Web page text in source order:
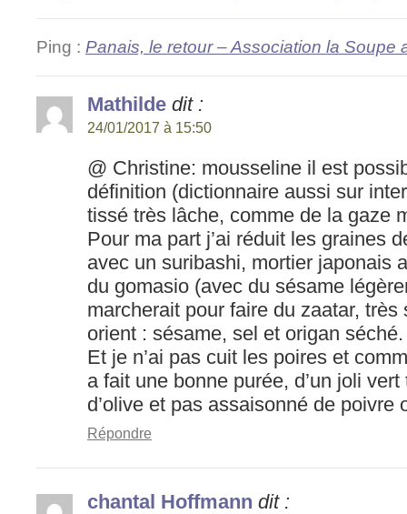
Ping : Panais, le retour – Association la Soupe
Mathilde dit :
24/01/2017 à 15:50
@ Christine: mousseline il est
définition (dictionnaire aussi sur
tissé très lâche, comme de la gaze
Pour ma part j’ai réduit les graines
avec un suribashi, mortier japonais
du gomasio (avec du sésame
marcherait pour faire du zaatar,
orient : sésame, sel et origan séché.
Et je n’ai pas cuit les poires et
a fait une bonne purée, d’un joli vert
d’olive et pas assaisonné de poivre
Répondre
chantal Hoffmann dit :